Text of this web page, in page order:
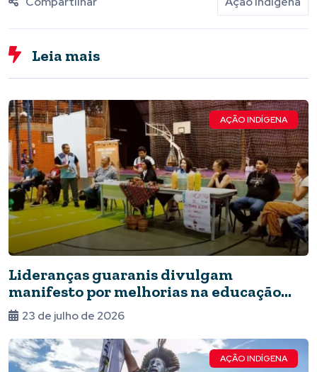
Leia mais
AÇÃO INDÍGENA
Lideranças guaranis divulgam
manifesto por melhorias na educação
indígena
23 de julho de 2026
AÇÃO INDÍGENA